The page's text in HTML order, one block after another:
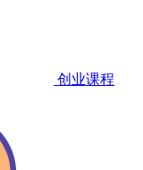
创业课程